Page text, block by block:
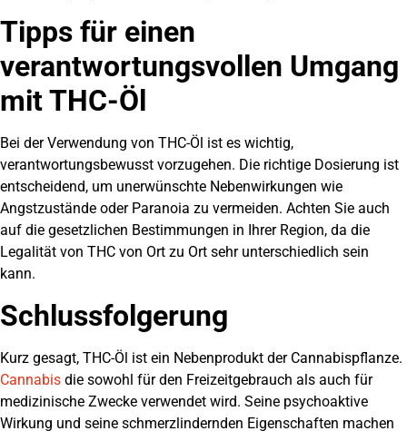
Tipps für einen
verantwortungsvollen Umgang
mit THC-Öl
Bei der Verwendung von THC-Öl ist es wichtig,
verantwortungsbewusst vorzugehen. Die richtige Dosierung ist
entscheidend, um unerwünschte Nebenwirkungen wie
Angstzustände oder Paranoia zu vermeiden. Achten Sie auch
auf die gesetzlichen Bestimmungen in Ihrer Region, da die
Legalität von THC von Ort zu Ort sehr unterschiedlich sein
kann.
Schlussfolgerung
Kurz gesagt, THC-Öl ist ein Nebenprodukt der Cannabispflanze.
Cannabis die sowohl für den Freizeitgebrauch als auch für
medizinische Zwecke verwendet wird. Seine psychoaktive
Wirkung und seine schmerzlindernden Eigenschaften machen